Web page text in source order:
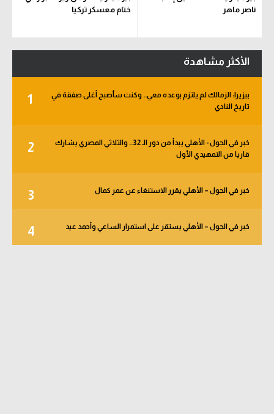
ناصر ماهر
ختام معسكر تركيا
الأكثر مشاهدة
1
بيزيرا: الزمالك لم يلتزم بوعده معي.. وكنت سأصبح أغلى صفقة في
تاريخ النادي
2
خبر في الجول - الأهلي يبدأ من دور الـ 32.. والثلاثي المصري يشارك
قاريا من التمهيدي الأول
3 خبر في الجول – الأهلي يقرر الاستنغاء عن عمر كمال
4 خبر في الجول – الأهلي يستقر على استمرار الساعي وأحمد عيد